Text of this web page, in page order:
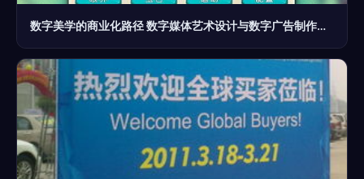
数字美学的商业化路径 数字媒体艺术设计与数字广告制作的融合创新